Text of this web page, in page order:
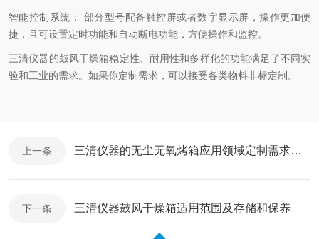
智能控制系统： 部分型号配备触控屏或者数字显示屏，操作更加便
捷，且可设置定时功能和自动断电功能，方便操作和监控。
三清仪器的鼓风干燥箱稳定性、耐用性和多样化的功能满足了不同实
验和工业的需求。如果你定制需求，可以接受各类物料非标定制。
上一条 三清仪器的无尘无氧烤箱应用领域定制需求介绍
下一条 三清仪器鼓风干燥箱适用范围及存储和保养